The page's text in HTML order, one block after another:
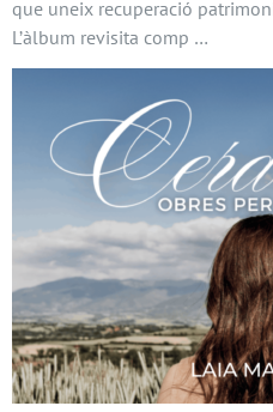
que uneix recuperació
L’àlbum revisita comp …